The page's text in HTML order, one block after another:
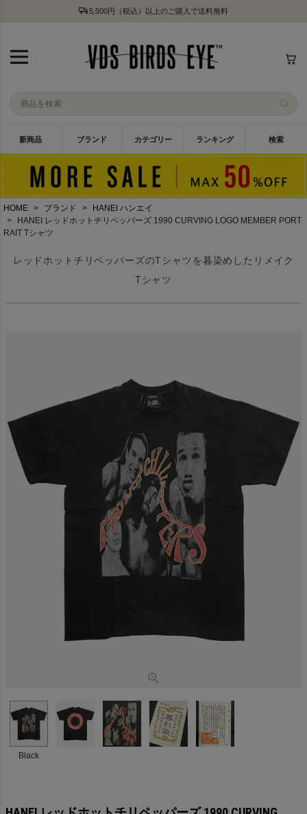
5,500円（税込）以上のご購入で送料無料
新商品 ブランド カテゴリー ランキング 検索
HOME ブランド
HANEI ハンエイ
HANEI レッドホットチリペッパーズ 1990 CURVING LOGO MEMBER PORT
RAIT Tシャツ
レッドホットチリペッパーズのTシャツを暮染めしたリメイク
Tシャツ
Black